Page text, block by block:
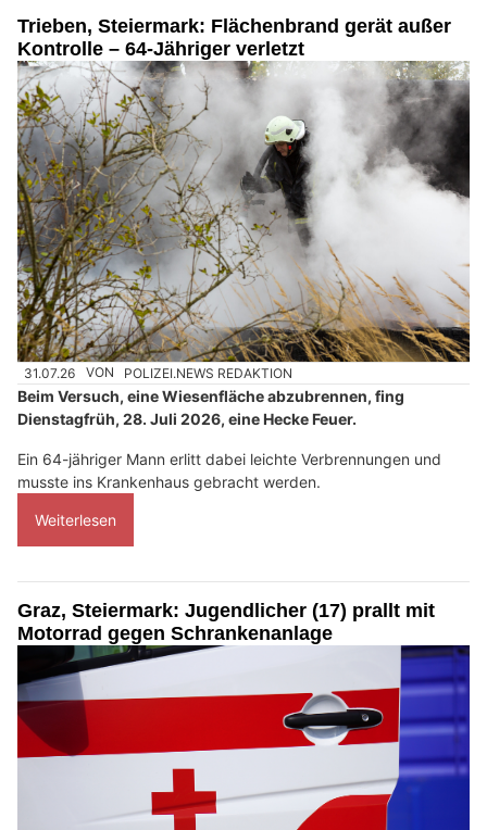
Trieben, Steiermark: Flächenbrand gerät außer
Kontrolle – 64-Jähriger verletzt
31.07.26 VON POLIZEI.NEWS REDAKTION
Beim Versuch, eine Wiesenfläche abzubrennen, fing
Dienstagfrüh, 28. Juli 2026, eine Hecke Feuer.
Ein 64-jähriger Mann erlitt dabei leichte Verbrennungen und
musste ins Krankenhaus gebracht werden.
Weiterlesen
Graz, Steiermark: Jugendlicher (17) prallt mit
Motorrad gegen Schrankenanlage